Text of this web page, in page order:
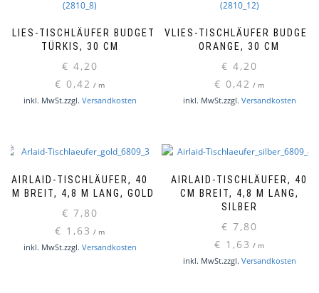
VLIES-TISCHLÄUFER BUDGET
TÜRKIS, 30 CM
€ 4,20
€ 0,42 / m
inkl. MwSt.zzgl. Versandkosten
VLIES-TISCHLÄUFER BUDGET
ORANGE, 30 CM
€ 4,20
€ 0,42 / m
inkl. MwSt.zzgl. Versandkosten
AIRLAID-TISCHLÄUFER, 40
CM BREIT, 4,8 M LANG, GOLD
€ 7,80
€ 1,63 / m
inkl. MwSt.zzgl. Versandkosten
AIRLAID-TISCHLÄUFER, 40
CM BREIT, 4,8 M LANG,
SILBER
€ 7,80
€ 1,63 / m
inkl. MwSt.zzgl. Versandkosten